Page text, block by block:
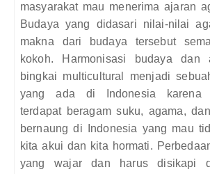
masyarakat mau menerima ajaran
Budaya yang didasari nilai-nilai
makna dari budaya tersebut
kokoh. Harmonisasi budaya dan
bingkai multicultural menjadi
yang ada di Indonesia karena
terdapat beragam suku, agama,
bernaung di Indonesia yang mau
kita akui dan kita hormati.
yang wajar dan harus disikapi